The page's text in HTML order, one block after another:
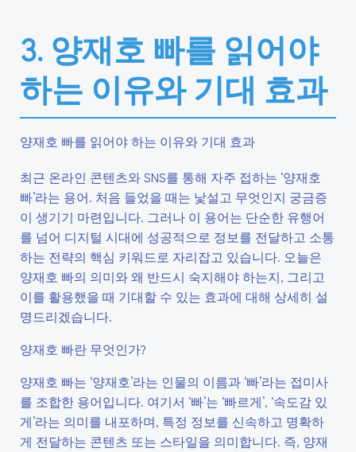
3. 양재호 빠를 읽어야
하는 이유와 기대 효과
양재호 빠를 읽어야 하는 이유와 기대 효과
최근 온라인 콘텐츠와 SNS를 통해 자주 접하는 ‘양재호
빠’라는 용어. 처음 들었을 때는 낯설고 무엇인지 궁금증
이 생기기 마련입니다. 그러나 이 용어는 단순한 유행어
를 넘어 디지털 시대에 성공적으로 정보를 전달하고 소통
하는 전략의 핵심 키워드로 자리잡고 있습니다. 오늘은
양재호 빠의 의미와 왜 반드시 숙지해야 하는지, 그리고
이를 활용했을 때 기대할 수 있는 효과에 대해 상세히 설
명드리겠습니다.
양재호 빠란 무엇인가?
양재호 빠는 ‘양재호’라는 인물의 이름과 ‘빠’라는 접미사
를 조합한 용어입니다. 여기서 ‘빠’는 ‘빠르게’, ‘속도감 있
게’라는 의미를 내포하며, 특정 정보를 신속하고 명확하
게 전달하는 콘텐츠 또는 스타일을 의미합니다. 즉, 양재